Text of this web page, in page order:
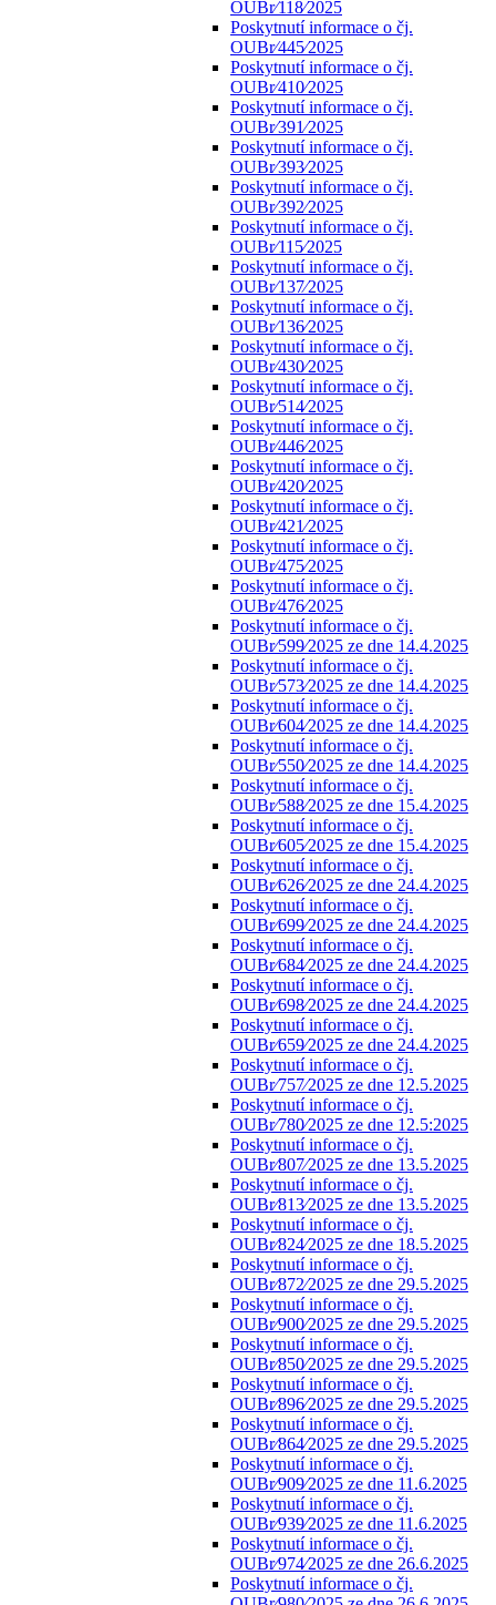
OUBr⁄118⁄2025
Poskytnutí informace o čj.
OUBr⁄445⁄2025
Poskytnutí informace o čj.
OUBr⁄410⁄2025
Poskytnutí informace o čj.
OUBr⁄391⁄2025
Poskytnutí informace o čj.
OUBr⁄393⁄2025
Poskytnutí informace o čj.
OUBr⁄392⁄2025
Poskytnutí informace o čj.
OUBr⁄115⁄2025
Poskytnutí informace o čj.
OUBr⁄137⁄2025
Poskytnutí informace o čj.
OUBr⁄136⁄2025
Poskytnutí informace o čj.
OUBr⁄430⁄2025
Poskytnutí informace o čj.
OUBr⁄514⁄2025
Poskytnutí informace o čj.
OUBr⁄446⁄2025
Poskytnutí informace o čj.
OUBr⁄420⁄2025
Poskytnutí informace o čj.
OUBr⁄421⁄2025
Poskytnutí informace o čj.
OUBr⁄475⁄2025
Poskytnutí informace o čj.
OUBr⁄476⁄2025
Poskytnutí informace o čj.
OUBr⁄599⁄2025 ze dne 14.4.2025
Poskytnutí informace o čj.
OUBr⁄573⁄2025 ze dne 14.4.2025
Poskytnutí informace o čj.
OUBr⁄604⁄2025 ze dne 14.4.2025
Poskytnutí informace o čj.
OUBr⁄550⁄2025 ze dne 14.4.2025
Poskytnutí informace o čj.
OUBr⁄588⁄2025 ze dne 15.4.2025
Poskytnutí informace o čj.
OUBr⁄605⁄2025 ze dne 15.4.2025
Poskytnutí informace o čj.
OUBr⁄626⁄2025 ze dne 24.4.2025
Poskytnutí informace o čj.
OUBr⁄699⁄2025 ze dne 24.4.2025
Poskytnutí informace o čj.
OUBr⁄684⁄2025 ze dne 24.4.2025
Poskytnutí informace o čj.
OUBr⁄698⁄2025 ze dne 24.4.2025
Poskytnutí informace o čj.
OUBr⁄659⁄2025 ze dne 24.4.2025
Poskytnutí informace o čj.
OUBr⁄757⁄2025 ze dne 12.5.2025
Poskytnutí informace o čj.
OUBr⁄780⁄2025 ze dne 12.5:2025
Poskytnutí informace o čj.
OUBr⁄807⁄2025 ze dne 13.5.2025
Poskytnutí informace o čj.
OUBr⁄813⁄2025 ze dne 13.5.2025
Poskytnutí informace o čj.
OUBr⁄824⁄2025 ze dne 18.5.2025
Poskytnutí informace o čj.
OUBr⁄872⁄2025 ze dne 29.5.2025
Poskytnutí informace o čj.
OUBr⁄900⁄2025 ze dne 29.5.2025
Poskytnutí informace o čj.
OUBr⁄850⁄2025 ze dne 29.5.2025
Poskytnutí informace o čj.
OUBr⁄896⁄2025 ze dne 29.5.2025
Poskytnutí informace o čj.
OUBr⁄864⁄2025 ze dne 29.5.2025
Poskytnutí informace o čj.
OUBr⁄909⁄2025 ze dne 11.6.2025
Poskytnutí informace o čj.
OUBr⁄939⁄2025 ze dne 11.6.2025
Poskytnutí informace o čj.
OUBr⁄974⁄2025 ze dne 26.6.2025
Poskytnutí informace o čj.